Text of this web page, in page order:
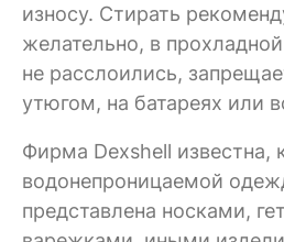
износу. Стирать
желательно, в
не расслоились,
утюгом, на батареях или
Фирма Dexshell известна,
водонепроницаемой
представлена носками,